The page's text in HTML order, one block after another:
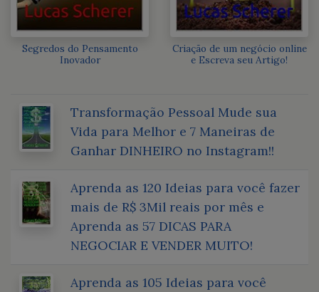
Segredos do Pensamento
Inovador
Criação de um negócio online
e Escreva seu Artigo!
Transformação Pessoal Mude sua
Vida para Melhor e 7 Maneiras de
Ganhar DINHEIRO no Instagram!!
Aprenda as 120 Ideias para você fazer
mais de R$ 3Mil reais por mês e
Aprenda as 57 DICAS PARA
NEGOCIAR E VENDER MUITO!
Aprenda as 105 Ideias para você